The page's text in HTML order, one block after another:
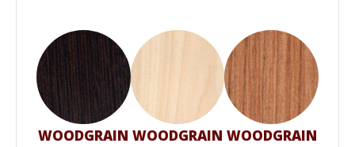
WOODGRAIN WOODGRAIN WOODGRAIN